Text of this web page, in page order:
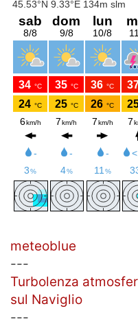
meteoblue
---
Turbolenza
sul Naviglio
---